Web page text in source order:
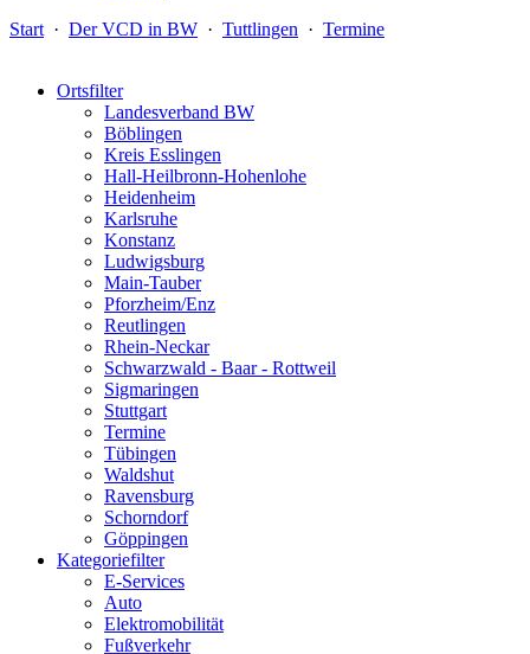
Start · Der VCD in BW · Tuttlingen · Termine
Ortsfilter
Landesverband BW
Böblingen
Kreis Esslingen
Hall-Heilbronn-Hohenlohe
Heidenheim
Karlsruhe
Konstanz
Ludwigsburg
Main-Tauber
Pforzheim/Enz
Reutlingen
Rhein-Neckar
Schwarzwald - Baar - Rottweil
Sigmaringen
Stuttgart
Termine
Tübingen
Waldshut
Ravensburg
Schorndorf
Göppingen
Kategoriefilter
E-Services
Auto
Elektromobilität
Fußverkehr